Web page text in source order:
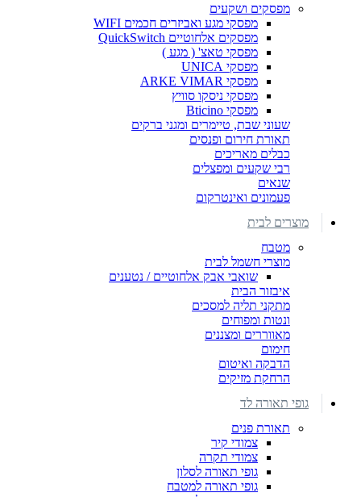
מפסקים ושקעים
מפסקי מגע ואביזרים חכמים WIFI
מפסקים אלחוטיים QuickSwitch
מפסקי טאצ' ( מגע )
מפסקי UNICA
מפסקי ARKE VIMAR
מפסקי ניסקו סוויץ
מפסקי Bticino
שעוני שבת, טיימרים ומגני ברקים
תאורת חירום ופנסים
כבלים מאריכים
רבי שקעים ומפצלים
שנאים
פעמונים ואינטרקום
מוצרים לבית
מטבח
מוצרי חשמל לבית
שואבי אבק אלחוטיים / נטענים
איבזור הבית
מתקני תליה למסכים
ונטות ומפוחים
מאווררים ומצננים
חימום
הדבקה ואיטום
הרחקת מזיקים
גופי תאורה לד
תאורת פנים
צמודי קיר
צמודי תקרה
גופי תאורה לסלון
גופי תאורה למטבח